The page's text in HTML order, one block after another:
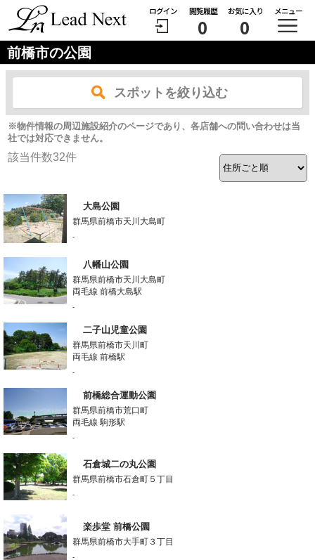
ログイン 閲覧履歴
0
お気に入り
0
メニュー
前橋市の公園
スポットを絞り込む
※物件情報の周辺施設紹介のページであり、各店舗への問い合わせは当
社では対応できません。
該当件数32件
大島公園
群馬県前橋市天川大島町
-
八幡山公園
群馬県前橋市天川大島町
両毛線 前橋大島駅
-
二子山児童公園
群馬県前橋市天川町
両毛線 前橋駅
-
前橋総合運動公園
群馬県前橋市荒口町
両毛線 駒形駅
-
石倉城二の丸公園
群馬県前橋市石倉町５丁目
-
楽歩堂 前橋公園
群馬県前橋市大手町３丁目
-